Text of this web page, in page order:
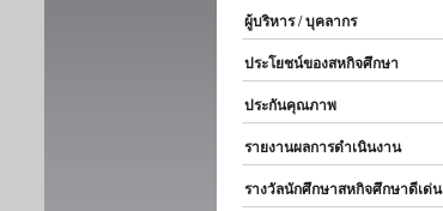
ผู้บริหาร / บุคลากร
ประโยชน์ของสหกิจศึกษา
ประกันคุณภาพ
รายงานผลการดำเนินงาน
รางวัลนักศึกษาสหกิจศึกษาดีเด่น